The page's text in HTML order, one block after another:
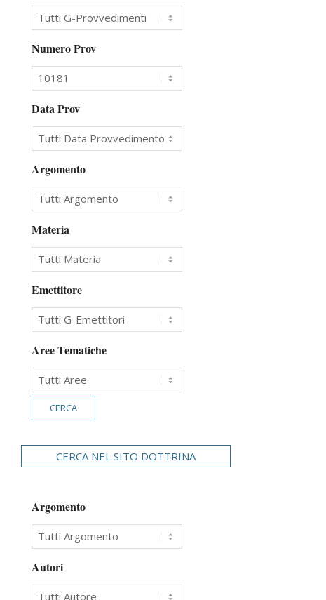
Numero Prov
Data Prov
Argomento
Materia
Emettitore
Aree Tematiche
CERCA NEL SITO DOTTRINA
Argomento
Autori